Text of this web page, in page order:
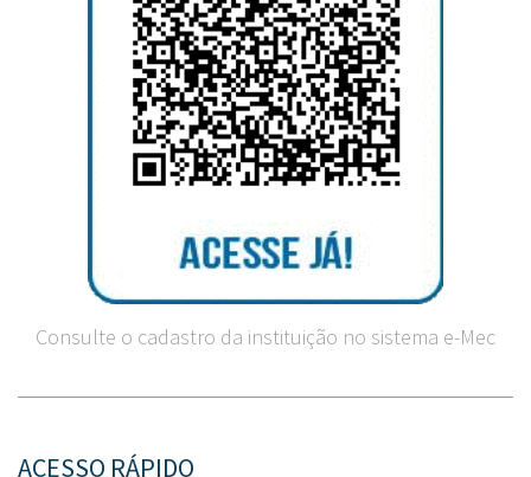
Consulte o cadastro da instituição no sistema e-Mec
ACESSO RÁPIDO